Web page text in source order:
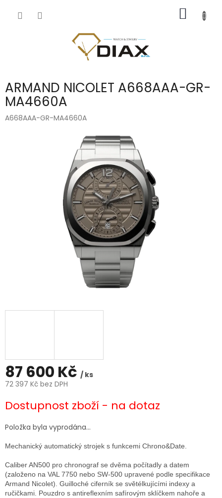
KOŠÍK
ARMAND NICOLET A668AAA-GR-
MA4660A
A668AAA-GR-MA4660A
87 600 Kč / ks
72 397 Kč bez DPH
cena:
Dostupnost zboží - na dotaz
Položka byla vyprodána…
Mechanický automatický strojek s funkcemi Chrono&Date.
Caliber AN500 pro chronograf se dvěma počítadly a datem
(založeno na VAL 7750 nebo SW-500 upravené podle specifikace
Armand Nicolet). Guilloché ciferník se světélkujícími indexy a
ručičkami. Pouzdro s antireflexním safírovým sklíčkem nahoře a